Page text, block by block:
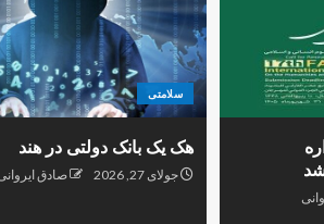
سلامتی
هک یک بانک دولتی در هند
جولای 27, 2026 صادق